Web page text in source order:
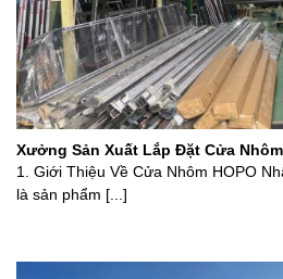
Xưởng Sản Xuất Lắp Đặt Cửa Nhôm
Nội – Chất Lượng Cao
1. Giới Thiệu Về Cửa Nhôm HOPO
là sản phẩm [...]